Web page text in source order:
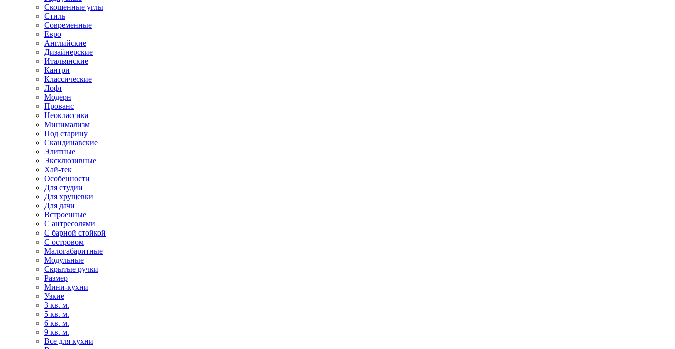
Скошенные углы
Стиль
Современные
Евро
Английские
Дизайнерские
Итальянские
Кантри
Классические
Лофт
Модерн
Прованс
Неоклассика
Минимализм
Под старину
Скандинавские
Элитные
Эксклюзивные
Хай-тек
Особенности
Для студии
Для хрущевки
Для дачи
Встроенные
С антресолями
С барной стойкой
С островом
Малогабаритные
Модульные
Скрытые ручки
Размер
Мини-кухни
Узкие
3 кв. м.
5 кв. м.
6 кв. м.
9 кв. м.
Все для кухни